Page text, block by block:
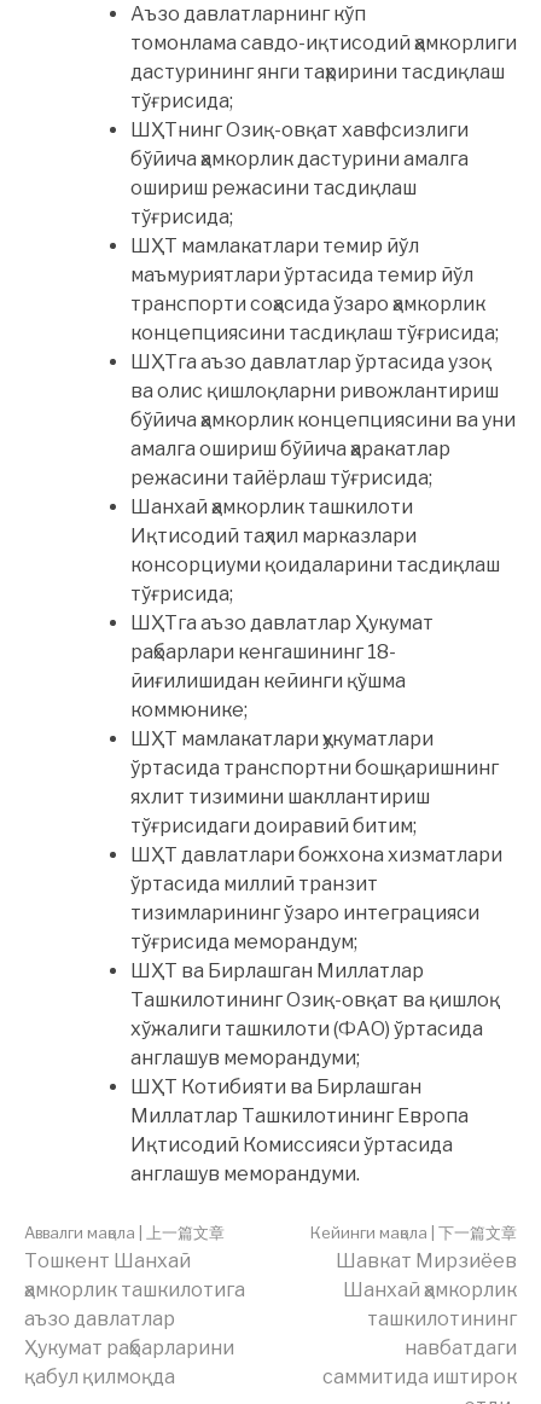
Аъзо давлатларнинг кўп
томонлама савдо-иқтисодий ҳамкорлиги
дастурининг янги таҳририни тасдиқлаш
тўғрисида;
ШҲТнинг Озиқ-овқат хавфсизлиги
бўйича ҳамкорлик дастурини амалга
ошириш режасини тасдиқлаш
тўғрисида;
ШҲТ мамлакатлари темир йўл
маъмуриятлари ўртасида темир йўл
транспорти соҳасида ўзаро ҳамкорлик
концепциясини тасдиқлаш тўғрисида;
ШҲТга аъзо давлатлар ўртасида узоқ
ва олис қишлоқларни ривожлантириш
бўйича ҳамкорлик концепциясини ва уни
амалга ошириш бўйича ҳаракатлар
режасини тайёрлаш тўғрисида;
Шанхай ҳамкорлик ташкилоти
Иқтисодий таҳлил марказлари
консорциуми қоидаларини тасдиқлаш
тўғрисида;
ШҲТга аъзо давлатлар Ҳукумат
раҳбарлари кенгашининг 18-
йиғилишидан кейинги қўшма
коммюнике;
ШҲТ мамлакатлари ҳукуматлари
ўртасида транспортни бошқаришнинг
яхлит тизимини шакллантириш
тўғрисидаги доиравий битим;
ШҲТ давлатлари божхона хизматлари
ўртасида миллий транзит
тизимларининг ўзаро интеграцияси
тўғрисида меморандум;
ШҲТ ва Бирлашган Миллатлар
Ташкилотининг Озиқ-овқат ва қишлоқ
хўжалиги ташкилоти (ФАО) ўртасида
англашув меморандуми;
ШҲТ Котибияти ва Бирлашган
Миллатлар Ташкилотининг Европа
Иқтисодий Комиссияси ўртасида
англашув меморандуми.
Давоми
|
Аввалги мақола | 上一篇文章
Тошкeнт Шанхай
ҳамкорлик ташкилотига
аъзо давлатлар
Ҳукумат раҳбарларини
қабул қилмоқда
Кейинги мақола | 下一篇文章
Шавкат Мирзиёев
Шанхай ҳамкорлик
ташкилотининг
навбатдаги
саммитида иштирок